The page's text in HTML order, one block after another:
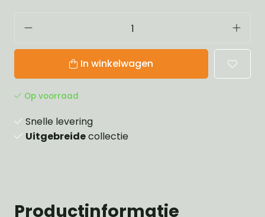
In winkelwagen
Op voorraad
Snelle levering
Uitgebreidecollectie
Productinformatie